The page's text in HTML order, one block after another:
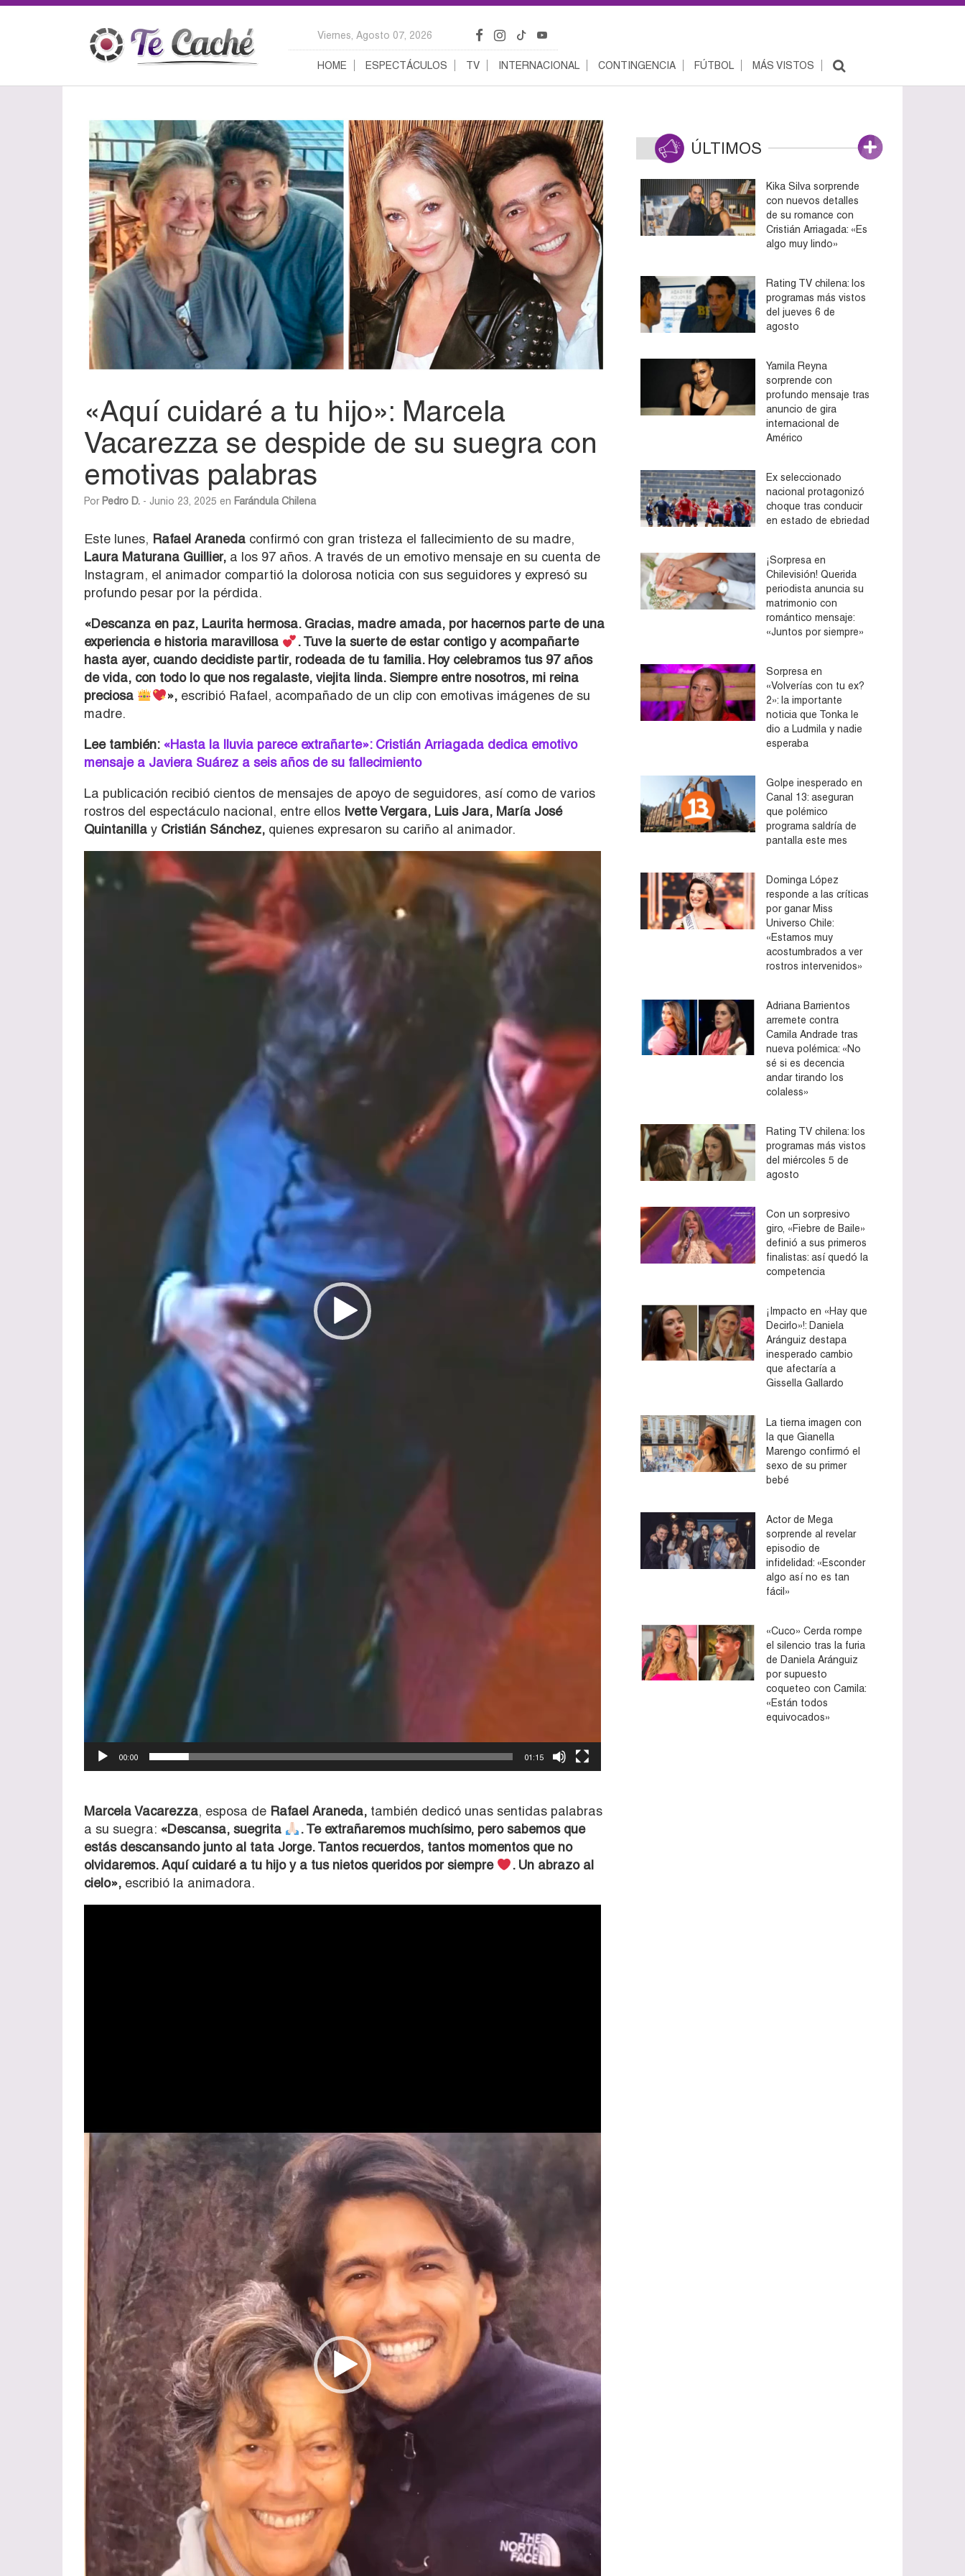
Viernes, Agosto 07, 2026
HOME ESPECTÁCULOS TV INTERNACIONAL CONTINGENCIA FÚTBOL MÁS VISTOS
«Aquí cuidaré a tu hijo»: Marcela
Vacarezza se despide de su suegra con
emotivas palabras
Por Pedro D. - Junio 23, 2025 en Farándula Chilena
Este lunes, Rafael Araneda confirmó con gran tristeza el fallecimiento de su madre,
Laura Maturana Guillier, a los 97 años. A través de un emotivo mensaje en su cuenta de
Instagram, el animador compartió la dolorosa noticia con sus seguidores y expresó su
profundo pesar por la pérdida.
«Descanza en paz, Laurita hermosa. Gracias, madre amada, por hacernos parte de una
experiencia e historia maravillosa
. Tuve la suerte de estar contigo y acompañarte
hasta ayer, cuando decidiste partir, rodeada de tu familia. Hoy celebramos tus 97 años
de vida, con todo lo que nos regalaste, viejita linda. Siempre entre nosotros, mi reina
preciosa
», escribió Rafael, acompañado de un clip con emotivas imágenes de su
madre.
Lee también: «Hasta la lluvia parece extrañarte»: Cristián Arriagada dedica emotivo
mensaje a Javiera Suárez a seis años de su fallecimiento
La publicación recibió cientos de mensajes de apoyo de seguidores, así como de varios
rostros del espectáculo nacional, entre ellos Ivette Vergara, Luis Jara, María José
Quintanilla y Cristián Sánchez, quienes expresaron su cariño al animador.
vídeo
00:00 01:15
Marcela Vacarezza, esposa de Rafael Araneda, también dedicó unas sentidas palabras
a su suegra: «Descansa, suegrita
. Te extrañaremos muchísimo, pero sabemos que
estás descansando junto al tata Jorge. Tantos recuerdos, tantos momentos que no
olvidaremos. Aquí cuidaré a tu hijo y a tus nietos queridos por siempre
. Un abrazo al
cielo», escribió la animadora.
ÚLTIMOS
Kika Silva sorprende
con nuevos detalles
de su romance con
Cristián Arriagada: «Es
algo muy lindo»
Rating TV chilena: los
programas más vistos
del jueves 6 de
agosto
Yamila Reyna
sorprende con
profundo mensaje tras
anuncio de gira
internacional de
Américo
Ex seleccionado
nacional protagonizó
choque tras conducir
en estado de ebriedad
¡Sorpresa en
Chilevisión! Querida
periodista anuncia su
matrimonio con
romántico mensaje:
«Juntos por siempre»
Sorpresa en
«Volverías con tu ex?
2»: la importante
noticia que Tonka le
dio a Ludmila y nadie
esperaba
Golpe inesperado en
Canal 13: aseguran
que polémico
programa saldría de
pantalla este mes
Dominga López
responde a las críticas
por ganar Miss
Universo Chile:
«Estamos muy
acostumbrados a ver
rostros intervenidos»
Adriana Barrientos
arremete contra
Camila Andrade tras
nueva polémica: «No
sé si es decencia
andar tirando los
colaless»
Rating TV chilena: los
programas más vistos
del miércoles 5 de
agosto
Con un sorpresivo
giro, «Fiebre de Baile»
definió a sus primeros
finalistas: así quedó la
competencia
¡Impacto en «Hay que
Decirlo»!: Daniela
Aránguiz destapa
inesperado cambio
que afectaría a
Gissella Gallardo
La tierna imagen con
la que Gianella
Marengo confirmó el
sexo de su primer
bebé
Actor de Mega
sorprende al revelar
episodio de
infidelidad: «Esconder
algo así no es tan
fácil»
«Cuco» Cerda rompe
el silencio tras la furia
de Daniela Aránguiz
por supuesto
coqueteo con Camila:
«Están todos
equivocados»